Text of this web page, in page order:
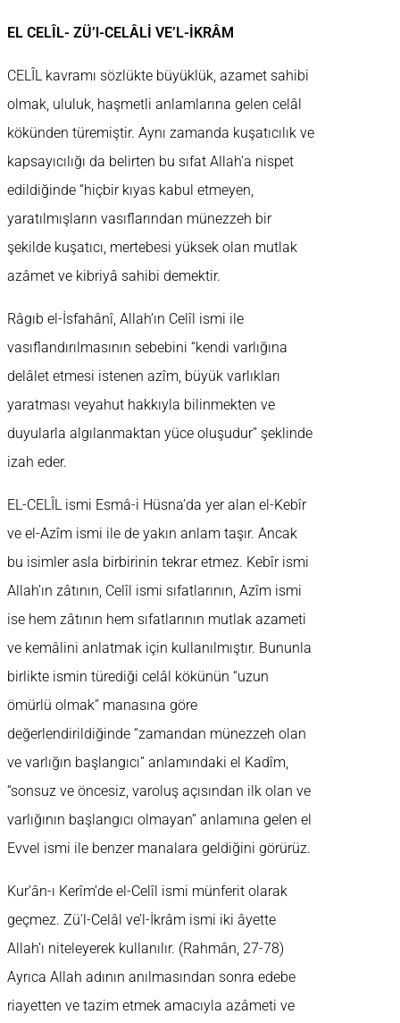
EL CELÎL- ZÜ’l-CELÂLİ VE’L-İKRÂM
CELÎL kavramı sözlükte büyüklük, azamet sahibi
olmak, ululuk, haşmetli anlamlarına gelen celâl
kökünden türemiştir. Aynı zamanda kuşatıcılık ve
kapsayıcılığı da belirten bu sıfat Allah’a nispet
edildiğinde “hiçbir kıyas kabul etmeyen,
yaratılmışların vasıflarından münezzeh bir
şekilde kuşatıcı, mertebesi yüksek olan mutlak
azâmet ve kibriyâ sahibi demektir.
Râgıb el-İsfahânî, Allah’ın Celîl ismi ile
vasıflandırılmasının sebebini “kendi varlığına
delâlet etmesi istenen azîm, büyük varlıkları
yaratması veyahut hakkıyla bilinmekten ve
duyularla algılanmaktan yüce oluşudur” şeklinde
izah eder.
EL-CELÎL ismi Esmâ-i Hüsna’da yer alan el-Kebîr
ve el-Azîm ismi ile de yakın anlam taşır. Ancak
bu isimler asla birbirinin tekrar etmez. Kebîr ismi
Allah’ın zâtının, Celîl ismi sıfatlarının, Azîm ismi
ise hem zâtının hem sıfatlarının mutlak azameti
ve kemâlini anlatmak için kullanılmıştır. Bununla
birlikte ismin türediği celâl kökünün “uzun
ömürlü olmak” manasına göre
değerlendirildiğinde “zamandan münezzeh olan
ve varlığın başlangıcı” anlamındaki el Kadîm,
“sonsuz ve öncesiz, varoluş açısından ilk olan ve
varlığının başlangıcı olmayan” anlamına gelen el
Evvel ismi ile benzer manalara geldiğini görürüz.
Kur’ân-ı Kerîm’de el-Celîl ismi münferit olarak
geçmez. Zü’l-Celâl ve’l-İkrâm ismi iki âyette
Allah’ı niteleyerek kullanılır. (Rahmân, 27-78)
Ayrıca Allah adının anılmasından sonra edebe
riayetten ve tazim etmek amacıyla azâmeti ve